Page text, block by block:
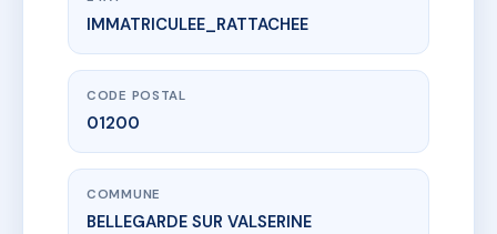
www.vme.plus/AC6800411
11 AVENUE DE LA GARE.
01200 BELLEGARDE SUR VALSERINE
01200 BELLEGARDE SUR VALSERINE
IMMATRICULEE_RATTACHEE
CODE POSTAL
01200
COMMUNE
BELLEGARDE SUR VALSERINE